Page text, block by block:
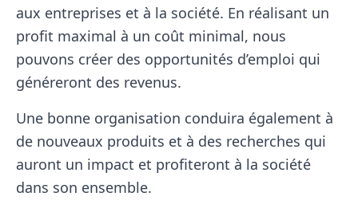
aux entreprises et à la société. En réalisant un
profit maximal à un coût minimal, nous
pouvons créer des opportunités d’emploi qui
généreront des revenus.
Une bonne organisation conduira également à
de nouveaux produits et à des recherches qui
auront un impact et profiteront à la société
dans son ensemble.